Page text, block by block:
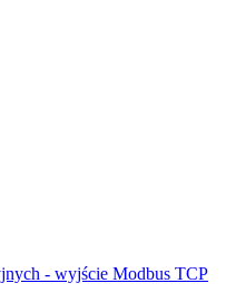
- wyjście Modbus TCP